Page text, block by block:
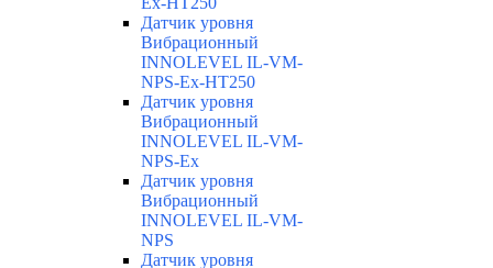
Датчик уровня
Вибрационный
INNOLEVEL IL-VM-
NPS-Ex-HT250
Датчик уровня
Вибрационный
INNOLEVEL IL-VM-
NPS-Ex
Датчик уровня
Вибрационный
INNOLEVEL IL-VM-
NPS
Датчик уровня